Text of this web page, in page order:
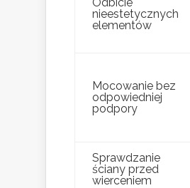
nieestetycznych
elementów
Mocowanie bez
odpowiedniej
podpory
Sprawdzanie
ściany przed
wierceniem